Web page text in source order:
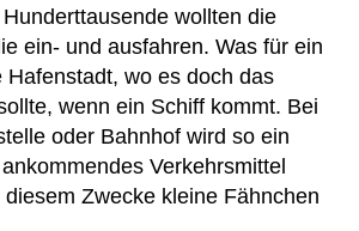
wollten die
ein- und ausfahren. Was für ein
Hafenstadt, wo es doch das
wenn ein Schiff kommt. Bei
oder Bahnhof wird so ein
Verkehrsmittel
Zwecke kleine Fähnchen